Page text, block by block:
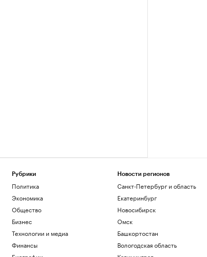
Рубрики
Политика
Экономика
Общество
Бизнес
Технологии и медиа
Финансы
Новости регионов
Санкт-Петербург и область
Екатеринбург
Новосибирск
Омск
Башкортостан
Вологодская область